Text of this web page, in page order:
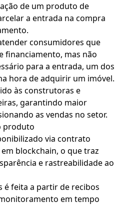
de um produto de
a entrada na compra
consumidores que
financiamento, mas não
para a entrada, um dos
hora de adquirir um imóvel.
às construtoras e
garantindo maior
as vendas no setor.
produto
via contrato
blockchain, o que traz
e rastreabilidade ao
é feita a partir de recibos
em tempo